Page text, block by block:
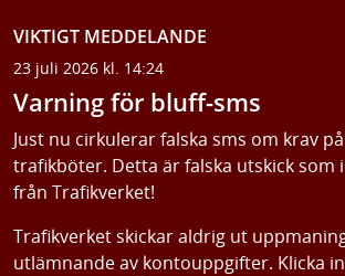
VIKTIGT MEDDELANDE
23 juli 2026 kl. 14:24
Varning för bluff-sms
Just nu cirkulerar falska sms om krav
trafikböter. Detta är falska utskick som
från Trafikverket!
Trafikverket skickar aldrig ut
utlämnande av kontouppgifter. Klicka